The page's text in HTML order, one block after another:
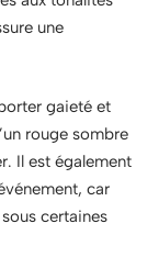
une
gaieté et
rouge sombre
Il est également
car
certaines